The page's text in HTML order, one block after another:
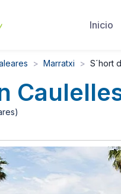
Inicio
Marratxi S´hort